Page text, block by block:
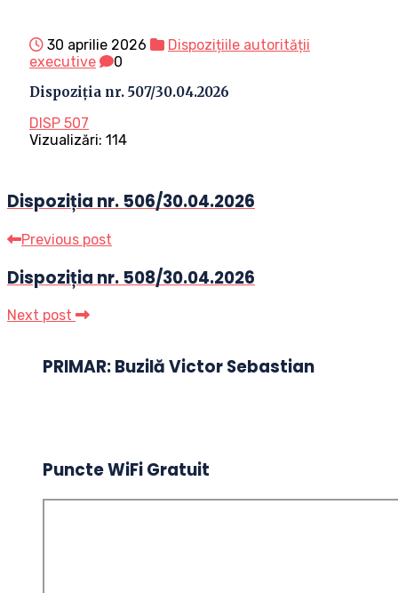
30 aprilie 2026
Dispozițiile autorității
executive
0
Dispoziția nr. 507/30.04.2026
DISP 507
Vizualizări: 114
Dispoziția nr. 506/30.04.2026
Previous post
Dispoziția nr. 508/30.04.2026
Next post
PRIMAR: Buzilă Victor Sebastian
Puncte WiFi Gratuit